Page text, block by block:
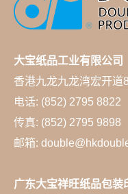
大宝纸品工业有限公司
香港九龙九龙湾宏开道
电话: (852) 2795 8822
传真: (852) 2795 9898
邮箱:
广东大宝祥旺纸品包装